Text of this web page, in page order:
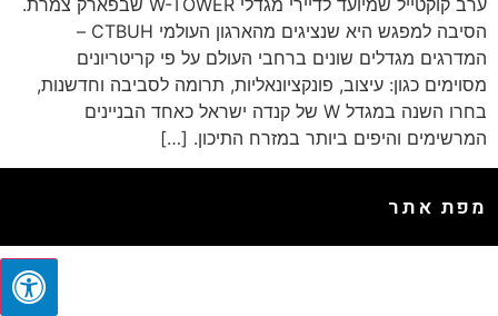
ערב קוקטייל שמיועד לדיירי מגדלי W-TOWER שבפארק צמרת.
הסיבה למפגש היא שנציגים מהארגון העולמי CTBUH –
המדרגים מגדלים שונים ברחבי העולם על פי קריטריונים
מסוימים כגון: עיצוב, פונקציונאליות, תרומה לסביבה וחדשנות,
בחרו השנה במגדל W של קנדה ישראל כאחד הבניינים
המרשימים והיפים ביותר במזרח התיכון. […]
מפת אתר